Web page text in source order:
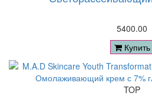
5400.00
Купить
TOP